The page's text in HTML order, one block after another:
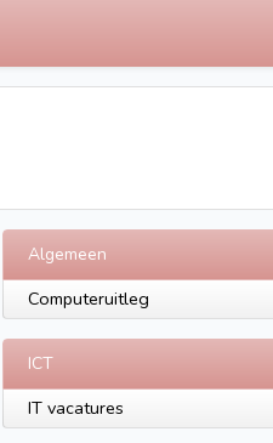
Algemeen
Computeruitleg
ICT
IT vacatures